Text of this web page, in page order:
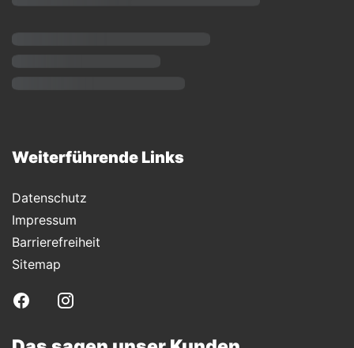
Weiterführende Links
Datenschutz
Impressum
Barrierefreiheit
Sitemap